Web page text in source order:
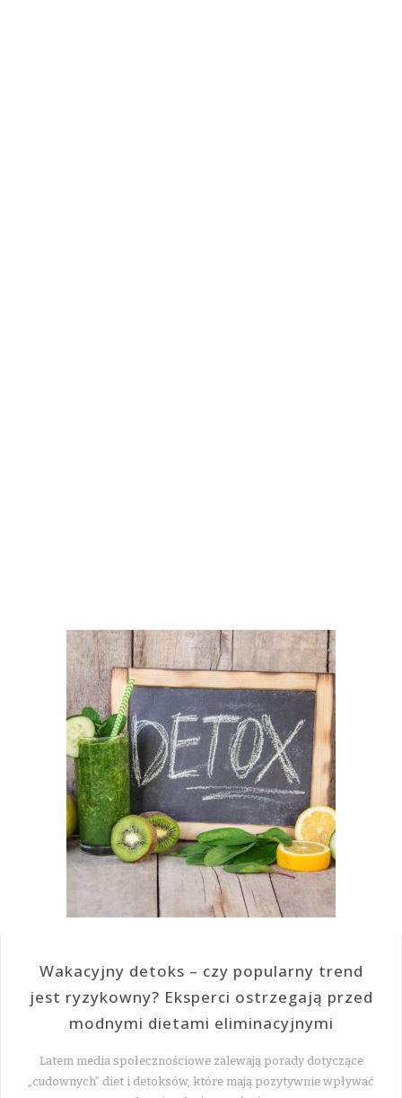
Wakacyjny detoks – czy popularny trend
jest ryzykowny? Eksperci ostrzegają przed
modnymi dietami eliminacyjnymi
Latem media społecznościowe zalewają porady dotyczące
„cudownych” diet i detoksów, które mają pozytywnie wpływać